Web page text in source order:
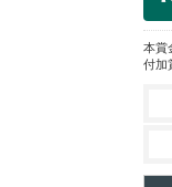
本賞
付加